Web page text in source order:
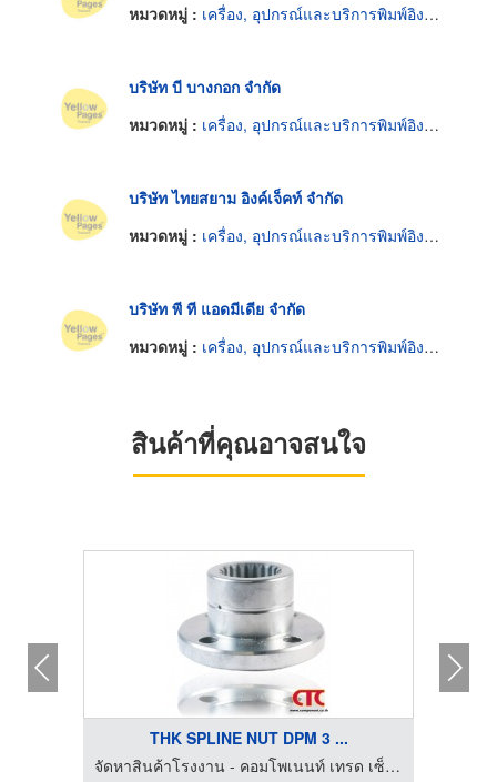
หมวดหมู่ : เครื่อง, อุปกรณ์และบริการพิมพ์อิงค์เจ็ท
บริษัท บี บางกอก จำกัด
หมวดหมู่ : เครื่อง, อุปกรณ์และบริการพิมพ์อิงค์เจ็ท
บริษัท ไทยสยาม อิงค์เจ็คท์ จำกัด
หมวดหมู่ : เครื่อง, อุปกรณ์และบริการพิมพ์อิงค์เจ็ท
บริษัท พี ที แอดมีเดีย จำกัด
หมวดหมู่ : เครื่อง, อุปกรณ์และบริการพิมพ์อิงค์เจ็ท
สินค้าที่คุณอาจสนใจ
THK SPLINE NUT DPM 3 ...
จัดหาสินค้าโรงงาน - คอมโพเนนท์ เทรด เซ็นเตอร์